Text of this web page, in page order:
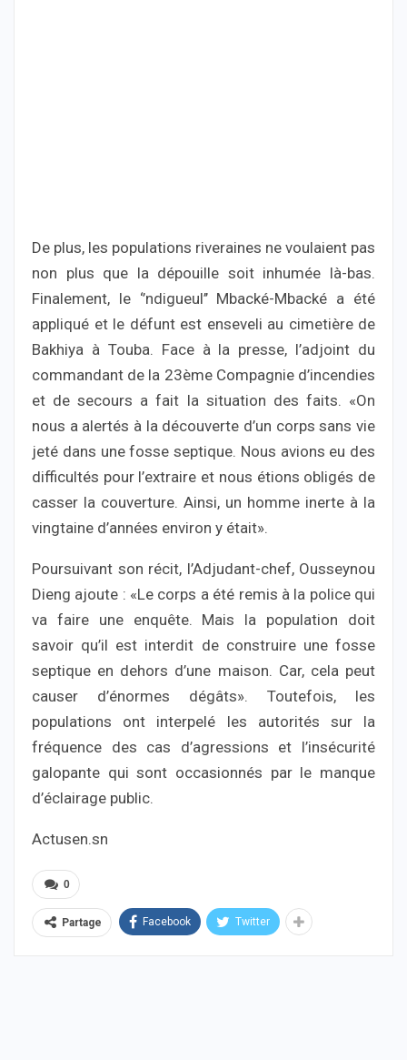
De plus, les populations riveraines ne voulaient pas
non plus que la dépouille soit inhumée là-bas.
Finalement, le ‘’ndigueul’’ Mbacké-Mbacké a été
appliqué et le défunt est enseveli au cimetière de
Bakhiya à Touba. Face à la presse, l’adjoint du
commandant de la 23ème Compagnie d’incendies
et de secours a fait la situation des faits. «On
nous a alertés à la découverte d’un corps sans vie
jeté dans une fosse septique. Nous avions eu des
difficultés pour l’extraire et nous étions obligés de
casser la couverture. Ainsi, un homme inerte à la
vingtaine d’années environ y était».
Poursuivant son récit, l’Adjudant-chef, Ousseynou
Dieng ajoute : «Le corps a été remis à la police qui
va faire une enquête. Mais la population doit
savoir qu’il est interdit de construire une fosse
septique en dehors d’une maison. Car, cela peut
causer d’énormes dégâts». Toutefois, les
populations ont interpelé les autorités sur la
fréquence des cas d’agressions et l’insécurité
galopante qui sont occasionnés par le manque
d’éclairage public.
Actusen.sn
0
Partage Facebook Twitter